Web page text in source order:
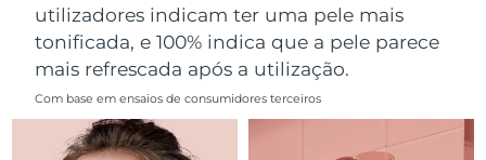
utilizadores indicam ter uma pele mais
tonificada, e 100% indica que a pele parece
mais refrescada após a utilização.
Com base em ensaios de consumidores terceiros
Polônia Entrega prevista12/08/2026
Portugal Entrega prevista
Porto Rico Entrega prevista13/08/2026